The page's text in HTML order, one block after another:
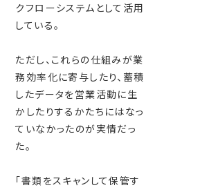
クフローシステムとして活用
している。
ただし、これらの仕組みが業
務効率化に寄与したり、蓄積
したデータを営業活動に生
かしたりするかたちにはなっ
ていなかったのが実情だっ
た。
「書類をスキャンして保管す